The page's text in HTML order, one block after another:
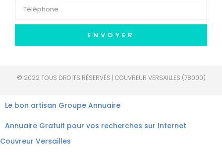
ENVOYER
© 2022 TOUS DROITS RÉSERVÉS | COUVREUR VERSAILLES (78000)
Le bon artisan Groupe Annuaire
Annuaire Gratuit pour vos recherches sur Internet
Couvreur Versailles